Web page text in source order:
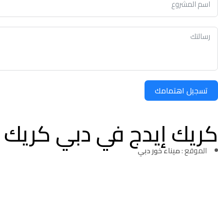
تسجيل اهتمامك
كريك إيدج في دبي كريك
الموقع :ميناء خور دبي